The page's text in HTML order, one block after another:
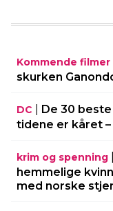
Kommende filmer
skurken
DC
De 30
tidene er kåret –
krim og spenning
hemmelige
med norske